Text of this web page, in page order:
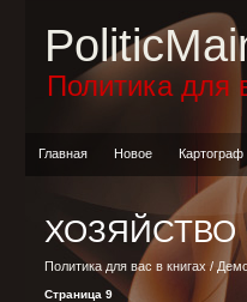
Политика для
Главная Новое Картограф
ХОЗЯЙСТВО
Политика для вас в книгах /
Страница 9